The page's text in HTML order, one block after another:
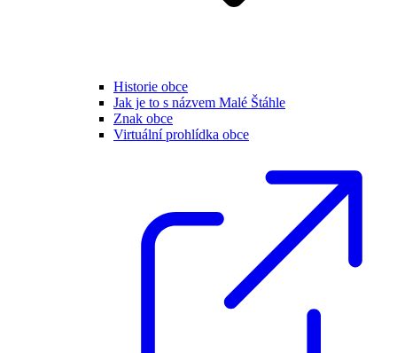
Historie obce
Jak je to s názvem Malé Štáhle
Znak obce
Virtuální prohlídka obce